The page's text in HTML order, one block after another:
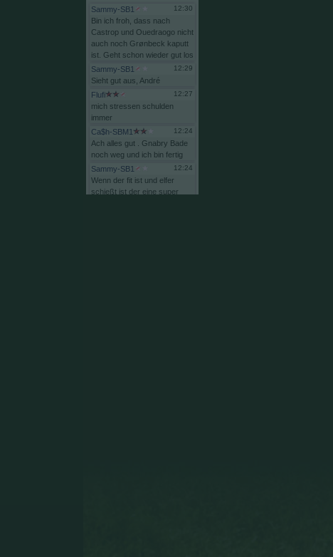
12:30
Sammy-SB1
Bin ich froh, dass nach
Castrop und Ouedraogo nicht
auch noch Grønbeck kaputt
ist. Geht schon wieder gut los
12:29
Sammy-SB1
Sieht gut aus, André
12:27
Flufi
mich stressen schulden
immer
12:24
Ca$h-SBM1
Ach alles gut Gnabry Bade
noch weg und ich bin fertig
12:24
Sammy-SB1
Wenn der fit ist und elfer
schießt ist der eine super